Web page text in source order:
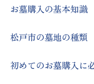
ント
立地条件の確
アクセスの
お墓購入の基本知識
松戸市の墓地の種類
初めてのお墓購入に